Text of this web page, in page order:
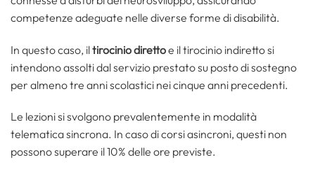
competenze adeguate nelle diverse forme di disabilità.
In questo caso, iltirocinio direttoe il tirocinio indiretto si
intendono assolti dal servizio prestato su posto di sostegno
per almeno tre anni scolastici nei cinque anni precedenti.
Le lezioni si svolgono prevalentemente in modalità
telematica sincrona. In caso di corsi asincroni, questi non
possono superare il 10% delle ore previste.